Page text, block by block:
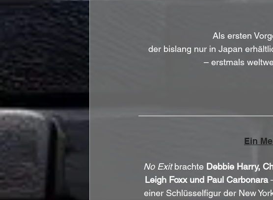
Als ersten
der bislang nur in Japan
– erstmals
Ein
No Exit brachte Debbie Harry,
Leigh Foxx und Paul Carbonara
einer Schlüsselfigur der New